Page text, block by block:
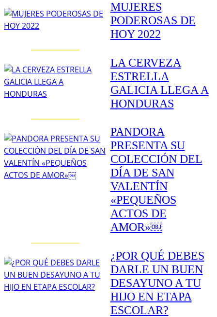
MUJERES
PODEROSAS DE
HOY 2022
LA CERVEZA
ESTRELLA
GALICIA LLEGA A
HONDURAS
PANDORA
PRESENTA SU
COLECCIÓN DEL
DÍA DE SAN
VALENTÍN
«PEQUEÑOS
ACTOS DE
AMOR»￼
¿POR QUÉ DEBES
DARLE UN BUEN
DESAYUNO A TU
HIJO EN ETAPA
ESCOLAR?